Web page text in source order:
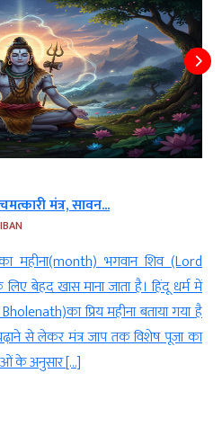
मंत्र, सावन...
महीना(month) भगवान शिव (Lord
बेहद खास माना जाता है। हिंदू धर्म में
प्रिय महीना बताया गया है
से लेकर मंत्र जाप तक विशेष पूजा का
के अनुसार […]